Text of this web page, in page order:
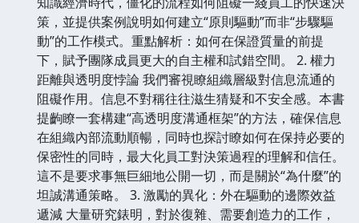
策，並提供案例說明如何建立“原則驅動”而非“步驟驅
動”的工作模式。重點解析：如何在保證質量的前提
下，賦予團隊成員更大的自主權和試錯空間。 2. 權力
距離與透明度悖論 我們審視瞭組織層級對信息流通的
阻礙作用。信息不對稱往往滋生猜疑和不安全感。本書
提齣瞭一套構建“高透明度溝通框架”的方法，確保信息
在組織內部流動順暢，同時也探討瞭如何在保持必要的
保密性的同時，最大化員工對決策過程的理解和信任。
這不是要求事無巨細地公開一切，而是關於“為什麼”的
坦誠溝通策略。 3. 激勵的異化：外在驅動的邊際效益
遞減 大量研究錶明，對於復雜、需要創造力的工作，